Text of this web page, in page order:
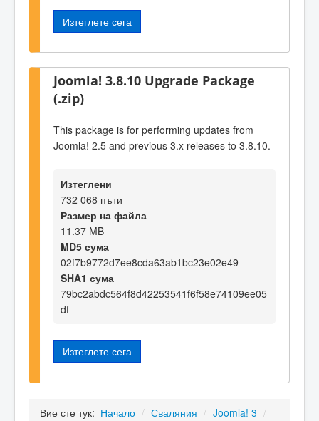
Изтеглете сега
Joomla! 3.8.10 Upgrade Package
(.zip)
This package is for performing updates from
Joomla! 2.5 and previous 3.x releases to 3.8.10.
Изтеглени
732 068 пъти
Размер на файла
11.37 MB
MD5 сума
02f7b9772d7ee8cda63ab1bc23e02e49
SHA1 сума
79bc2abdc564f8d42253541f6f58e74109ee05
df
Изтеглете сега
Вие сте тук: Начало / Сваляния / Joomla! 3 /